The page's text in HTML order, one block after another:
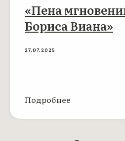
«Пена
Бориса Виана»
27.07.2025
Подробнее